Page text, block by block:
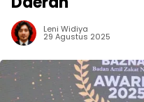
Leni Widiya
29 Agustus 2025